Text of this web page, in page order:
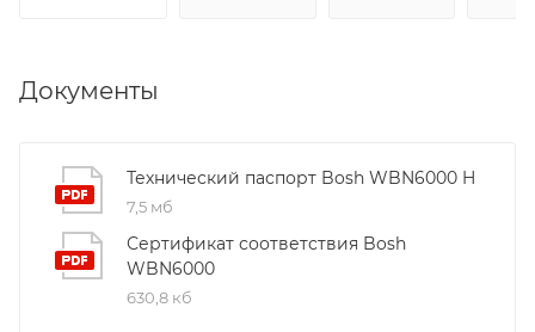
Документы
Технический паспорт Bosh WBN6000 H
7,5 мб
Сертификат соответствия Bosh
WBN6000
630,8 кб